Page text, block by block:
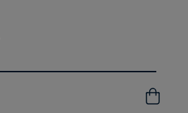
Acquista